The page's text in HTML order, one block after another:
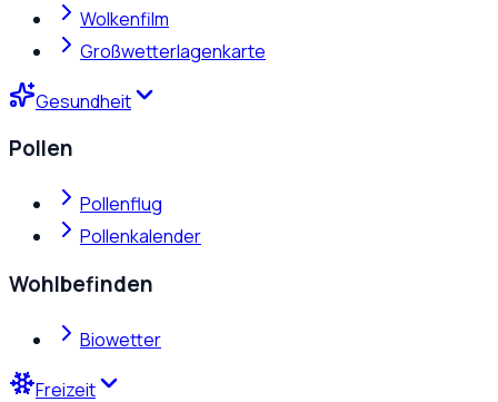
Wolkenfilm
Großwetterlagenkarte
Gesundheit
Pollen
Pollenflug
Pollenkalender
Wohlbefinden
Biowetter
Freizeit